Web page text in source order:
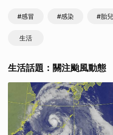
#感冒 #感染 #胎兒
生活
生活話題：關注颱風動態